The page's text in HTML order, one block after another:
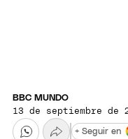
BBC MUNDO
13 de septiembre de
+ Seguir en